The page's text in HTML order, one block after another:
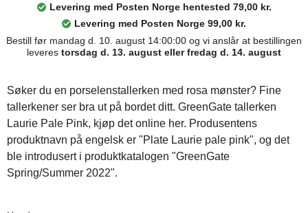
Levering med Posten Norge hentested 79,00 kr.
Levering med Posten Norge 99,00 kr.
Bestill før mandag d. 10. august 14:00:00 og vi anslår at bestillingen
leveres torsdag d. 13. august eller fredag d. 14. august
Søker du en porselenstallerken med rosa mønster? Fine
tallerkener ser bra ut på bordet ditt. GreenGate tallerken
Laurie Pale Pink, kjøp det online her. Produsentens
produktnavn på engelsk er "Plate Laurie pale pink", og det
ble introdusert i produktkatalogen "GreenGate
Spring/Summer 2022".